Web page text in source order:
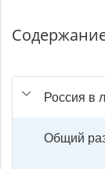
Россия в
Общий